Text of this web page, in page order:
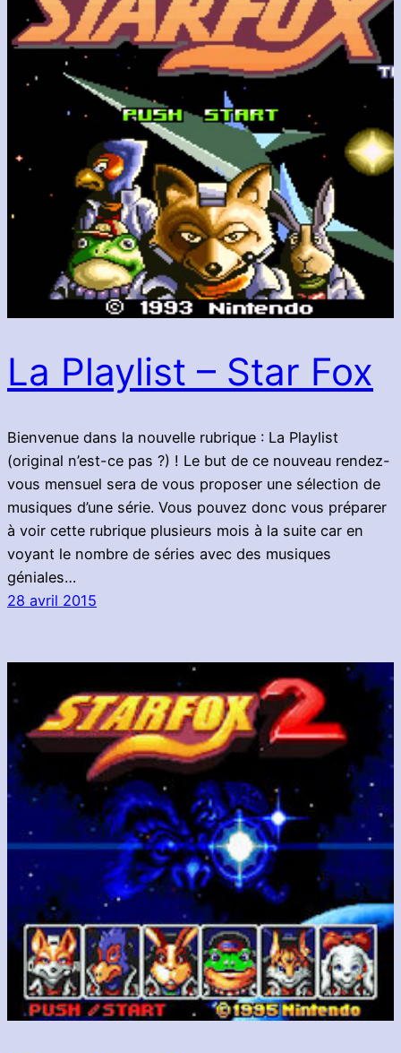
La Playlist – Star Fox
Bienvenue dans la nouvelle rubrique : La Playlist
(original n’est-ce pas ?) ! Le but de ce nouveau rendez-
vous mensuel sera de vous proposer une sélection de
musiques d’une série. Vous pouvez donc vous préparer
à voir cette rubrique plusieurs mois à la suite car en
voyant le nombre de séries avec des musiques
géniales…
28 avril 2015